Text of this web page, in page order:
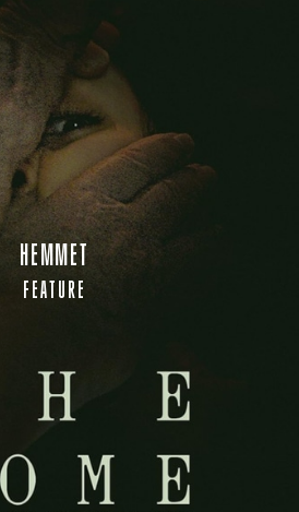
HEMMET
FEATURE